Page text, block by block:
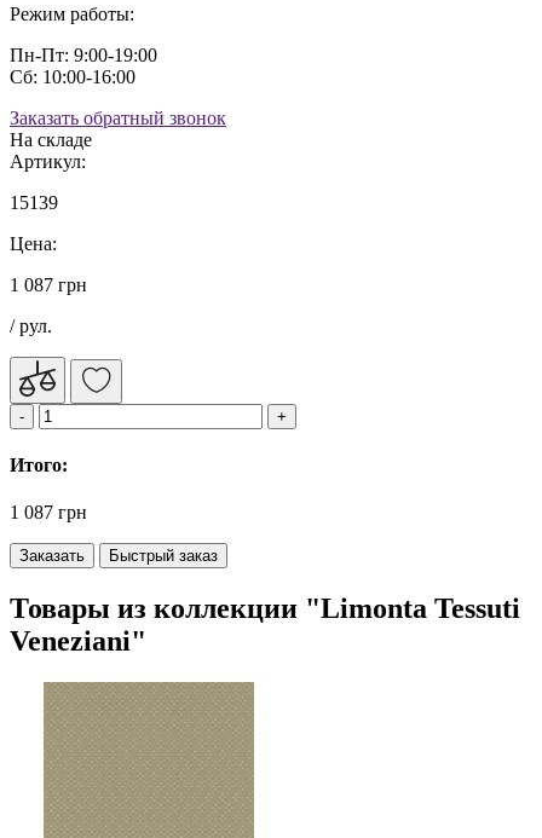
Режим работы:
Пн-Пт: 9:00-19:00
Сб: 10:00-16:00
Заказать обратный звонок
На складе
Артикул:
15139
Цена:
1 087 грн
/ рул.
Итого:
1 087 грн
Заказать Быстрый заказ
Товары из коллекции "Limonta Tessuti
Veneziani"